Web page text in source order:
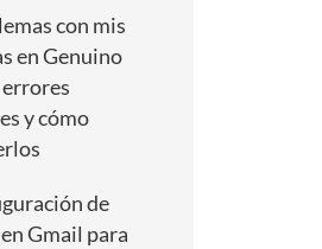
con mis
en Genuino
y cómo
de
Gmail para